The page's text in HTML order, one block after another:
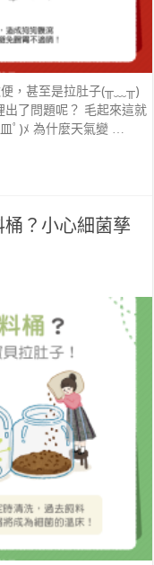
，甚至是拉肚子(╥﹏╥)
出了問題呢？ 毛起來這就
ﾟ)ﾒ 為什麼天氣變 …
桶？小心細菌孳